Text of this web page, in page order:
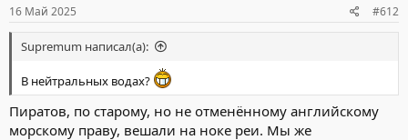
16 Май 2025 #612
Supremum написал(а):
В нейтральных водах?
Пиратов, по старому, но не отменённому английскому
морскому праву, вешали на ноке реи. Мы же